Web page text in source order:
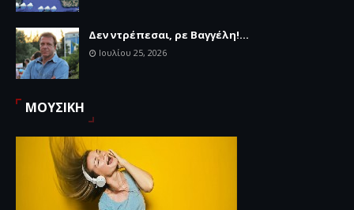
Δεν ντρέπεσαι, ρε Βαγγέλη!...
Ιουλίου 25, 2026
ΜΟΥΣΙΚΗ